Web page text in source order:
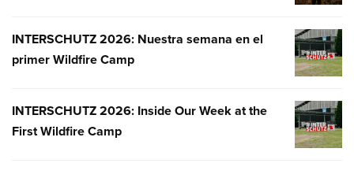
2026:
SEMANA
EN
EL
INTERSCHUTZ 2026: Nuestra semana en el
primer Wildfire Camp
2026:
INSIDE
INTERSCHUTZ 2026: Inside Our Week at the
First Wildfire Camp